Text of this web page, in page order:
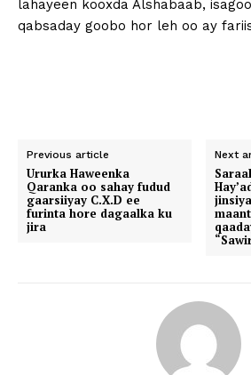
lahayeen kooxda Alshabaab,
qabsaday goobo hor leh oo ay
Previous article
Ururka Haweenka
Qaranka oo sahay fudud
gaarsiiyay C.X.D ee
furinta hore dagaalka ku
jira
Next